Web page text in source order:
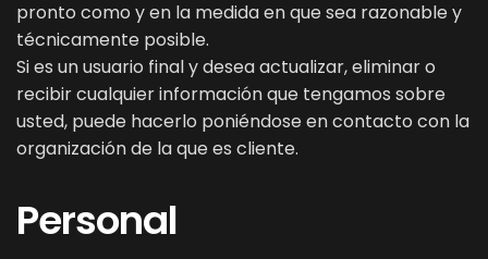
pronto como y en la medida en que sea razonable y
técnicamente posible.
Si es un usuario final y desea actualizar, eliminar o
recibir cualquier información que tengamos sobre
usted, puede hacerlo poniéndose en contacto con la
organización de la que es cliente.
Personal